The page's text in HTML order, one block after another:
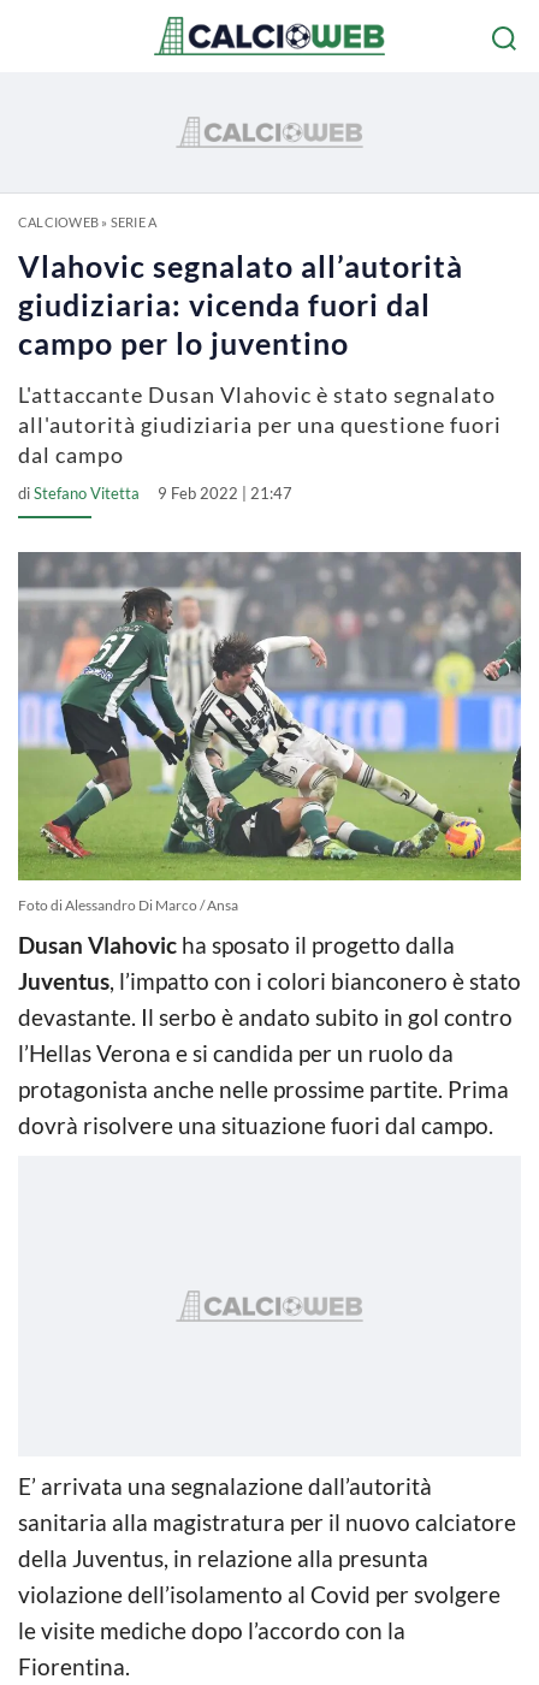
CALCIOWEB» SERIE A
Vlahovic segnalato all’autorità
giudiziaria: vicenda fuori dal
campo per lo juventino
L'attaccante Dusan Vlahovic è stato segnalato
all'autorità giudiziaria per una questione fuori
dal campo
diStefano Vitetta 9 Feb 2022 | 21:47
Foto di Alessandro Di Marco / Ansa
Dusan Vlahovic ha sposato il progetto dalla
Juventus, l’impatto con i colori bianconero è stato
devastante. Il serbo è andato subito in gol contro
l’Hellas Verona e si candida per un ruolo da
protagonista anche nelle prossime partite. Prima
dovrà risolvere una situazione fuori dal campo.
E’ arrivata una segnalazione dall’autorità
sanitaria alla magistratura per il nuovo calciatore
della Juventus, in relazione alla presunta
violazione dell’isolamento al Covid per svolgere
le visite mediche dopo l’accordo con la
Fiorentina.